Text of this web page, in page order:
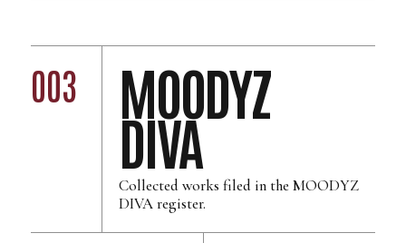
003 MOODYZ
DIVA
Collected works filed in the MOODYZ
DIVA register.